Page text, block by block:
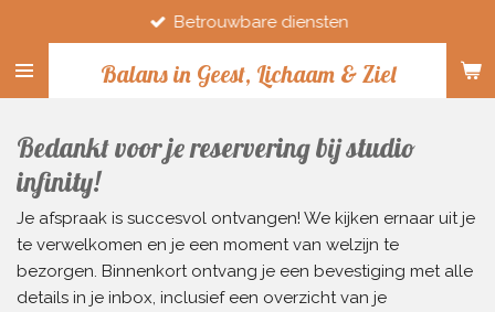
direct
naar
de
Balans in Geest, Lichaam & Ziel
Betrouwbare diensten
Bedankt voor je reservering bij studio
infinity!
Je afspraak is succesvol ontvangen! We kijken ernaar uit je
te verwelkomen en je een moment van welzijn te
bezorgen. Binnenkort ontvang je een bevestiging met alle
details in je inbox, inclusief een overzicht van je